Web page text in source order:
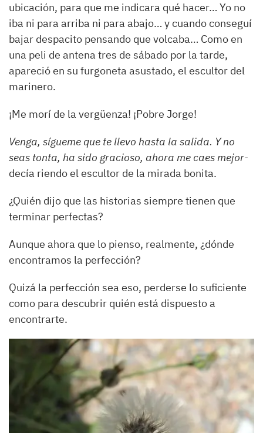
ubicación, para que me indicara qué hacer… Yo no
iba ni para arriba ni para abajo… y cuando conseguí
bajar despacito pensando que volcaba… Como en
una peli de antena tres de sábado por la tarde,
apareció en su furgoneta asustado, el escultor del
marinero.
¡Me morí de la vergüenza! ¡Pobre Jorge!
Venga, sígueme que te llevo hasta la salida. Y no
seas tonta, ha sido gracioso, ahora me caes mejor-
decía riendo el escultor de la mirada bonita.
¿Quién dijo que las historias siempre tienen que
terminar perfectas?
Aunque ahora que lo pienso, realmente, ¿dónde
encontramos la perfección?
Quizá la perfección sea eso, perderse lo suficiente
como para descubrir quién está dispuesto a
encontrarte.